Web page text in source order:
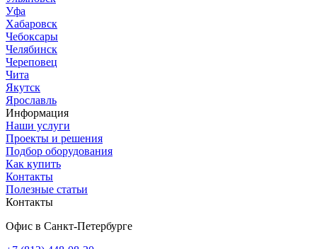
Уфа
Хабаровск
Чебоксары
Челябинск
Череповец
Чита
Якутск
Ярославль
Информация
Наши услуги
Проекты и решения
Подбор оборудования
Как купить
Контакты
Полезные статьи
Контакты
Офис в Санкт-Петербурге